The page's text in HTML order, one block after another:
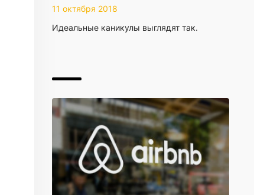
11 октября 2018
Идеальные каникулы выглядят так.